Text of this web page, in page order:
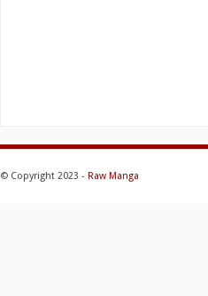
© Copyright 2023 - Raw Manga